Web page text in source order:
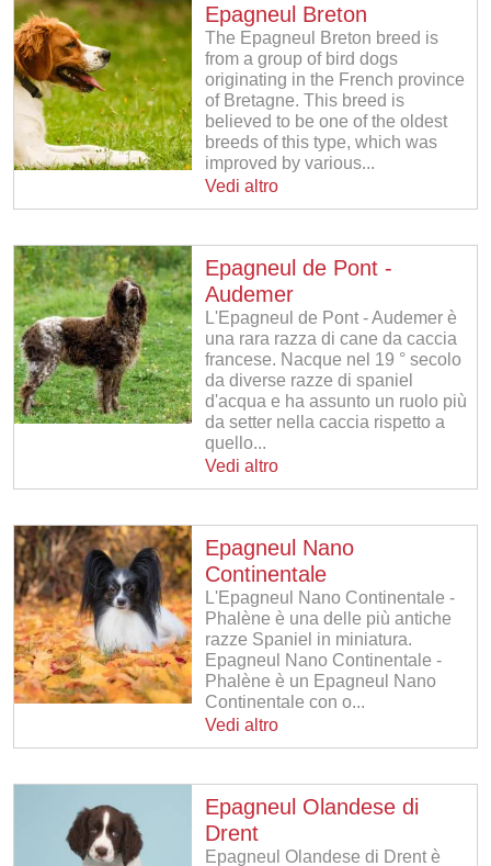
Epagneul Breton
The Epagneul Breton breed is
from a group of bird dogs
originating in the French province
of Bretagne. This breed is
believed to be one of the oldest
breeds of this type, which was
improved by various...
Vedi altro
Epagneul de Pont -
Audemer
L'Epagneul de Pont - Audemer è
una rara razza di cane da caccia
francese. Nacque nel 19 ° secolo
da diverse razze di spaniel
d'acqua e ha assunto un ruolo più
da setter nella caccia rispetto a
quello...
Vedi altro
Epagneul Nano
Continentale
L'Epagneul Nano Continentale -
Phalène è una delle più antiche
razze Spaniel in miniatura.
Epagneul Nano Continentale -
Phalène è un Epagneul Nano
Continentale con o...
Vedi altro
Epagneul Olandese di
Drent
Epagneul Olandese di Drent è